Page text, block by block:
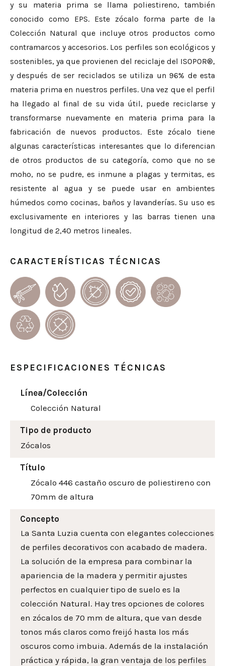
y su materia prima se llama poliestireno, también
conocido como EPS. Este zócalo forma parte de la
Colección Natural que incluye otros productos como
contramarcos y accesorios. Los perfiles son ecológicos y
sostenibles, ya que provienen del reciclaje del ISOPOR®,
y después de ser reciclados se utiliza un 96% de esta
materia prima en nuestros perfiles. Una vez que el perfil
ha llegado al final de su vida útil, puede reciclarse y
transformarse nuevamente en materia prima para la
fabricación de nuevos productos. Este zócalo tiene
algunas características interesantes que lo diferencian
de otros productos de su categoría, como que no se
moho, no se pudre, es inmune a plagas y termitas, es
resistente al agua y se puede usar en ambientes
húmedos como cocinas, baños y lavanderías. Su uso es
exclusivamente en interiores y las barras tienen una
longitud de 2,40 metros lineales.
CARACTERÍSTICAS TÉCNICAS
ESPECIFICACIONES TÉCNICAS
Línea/Colección
Colección Natural
Tipo de producto
Zócalos
Título
Zócalo 446 castaño oscuro de poliestireno con
70mm de altura
Concepto
La Santa Luzia cuenta con elegantes colecciones
de perfiles decorativos con acabado de madera.
La solución de la empresa para combinar la
apariencia de la madera y permitir ajustes
perfectos en cualquier tipo de suelo es la
colección Natural. Hay tres opciones de colores
en zócalos de 70 mm de altura, que van desde
tonos más claros como freijó hasta los más
oscuros como imbuia. Además de la instalación
práctica y rápida, la gran ventaja de los perfiles